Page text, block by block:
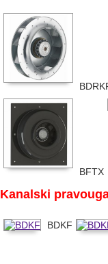
BFTX
Kanalski
BDKF